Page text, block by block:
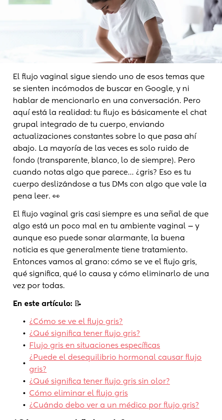
El flujo vaginal sigue siendo uno de esos temas que
se sienten incómodos de buscar en Google, y ni
hablar de mencionarlo en una conversación. Pero
aquí está la realidad: tu flujo es básicamente el chat
grupal integrado de tu cuerpo, enviando
actualizaciones constantes sobre lo que pasa ahí
abajo. La mayoría de las veces es solo ruido de
fondo (transparente, blanco, lo de siempre). Pero
cuando notas algo que parece... ¿gris? Eso es tu
cuerpo deslizándose a tus DMs con algo que vale la
pena leer. 👀
El flujo vaginal gris casi siempre es una señal de que
algo está un poco mal en tu ambiente vaginal — y
aunque eso puede sonar alarmante, la buena
noticia es que generalmente tiene tratamiento.
Entonces vamos al grano: cómo se ve el flujo gris,
qué significa, qué lo causa y cómo eliminarlo de una
vez por todas.
En este artículo: 📝
• ¿Cómo se ve el flujo gris?
• ¿Qué significa tener flujo gris?
•
Flujo gris en situaciones específicas
•
¿Puede el desequilibrio hormonal causar flujo
gris?
• ¿Qué significa tener flujo gris sin olor?
• Cómo eliminar el flujo gris
• ¿Cuándo debo ver a un médico por flujo gris?